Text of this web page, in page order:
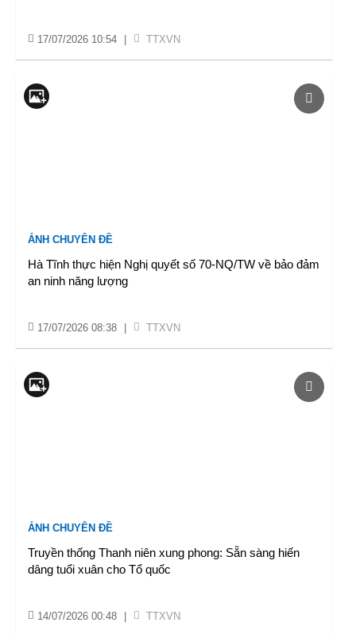
17/07/2026 10:54 TTXVN
ẢNH CHUYÊN ĐỀ
Hà Tĩnh thực hiện Nghị quyết số 70-NQ/TW về bảo đảm
an ninh năng lượng
17/07/2026 08:38 TTXVN
ẢNH CHUYÊN ĐỀ
Truyền thống Thanh niên xung phong: Sẵn sàng hiến
dâng tuổi xuân cho Tổ quốc
14/07/2026 00:48 TTXVN